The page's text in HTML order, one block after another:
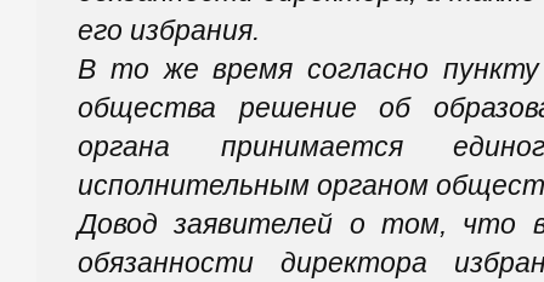
его избрания.
В то же время согласно
общества решение об
органа принимается
исполнительным органом
Довод заявителей о том, что
обязанности директора